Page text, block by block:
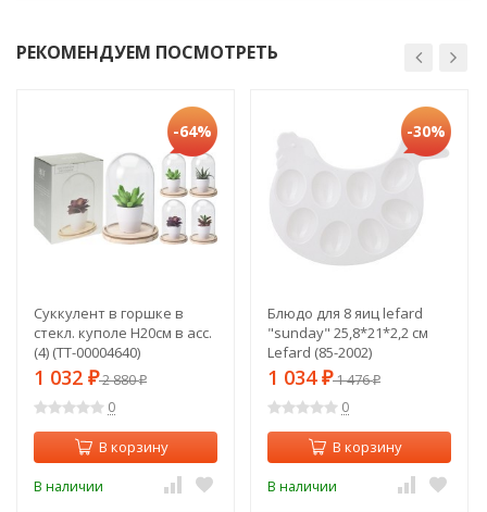
РЕКОМЕНДУЕМ ПОСМОТРЕТЬ
-64%
Суккулент в горшке в
стекл. куполе H20см в асс.
(4) (TT-00004640)
1 032 ₽2 880₽
0
В корзину
В наличии
-30%
Блюдо для 8 яиц lefard
"sunday" 25,8*21*2,2 см
Lefard (85-2002)
1 034 ₽1 476₽
0
В корзину
В наличии